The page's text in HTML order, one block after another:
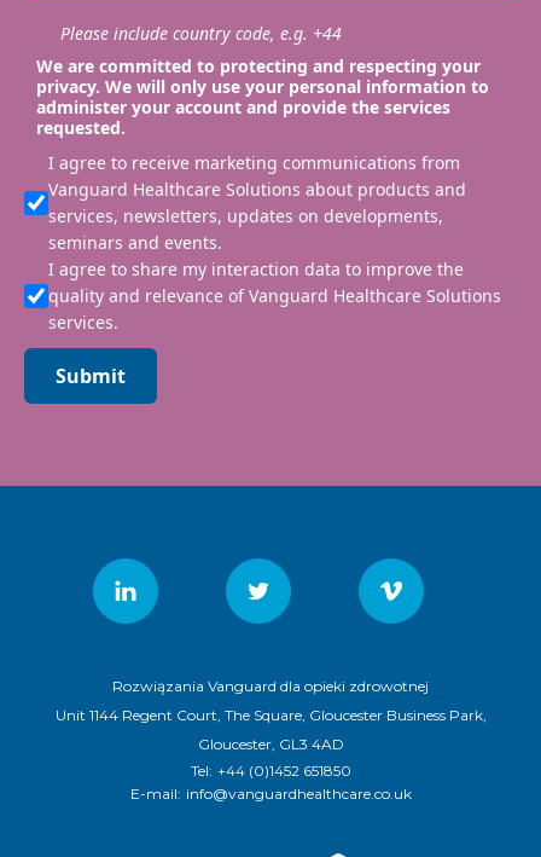
Please include country code, e.g. +44
We are committed to protecting and respecting your
privacy. We will only use your personal information to
administer your account and provide the services
requested.
I agree to receive marketing communications from
Vanguard Healthcare Solutions about products and
services, newsletters, updates on developments,
seminars and events.
I agree to share my interaction data to improve the
quality and relevance of Vanguard Healthcare Solutions
services.
Submit
Rozwiązania Vanguard dla opieki zdrowotnej
Unit 1144 Regent Court, The Square, Gloucester Business Park,
Gloucester, GL3 4AD
Tel: +44 (0)1452 651850
E-mail: info@vanguardhealthcare.co.uk